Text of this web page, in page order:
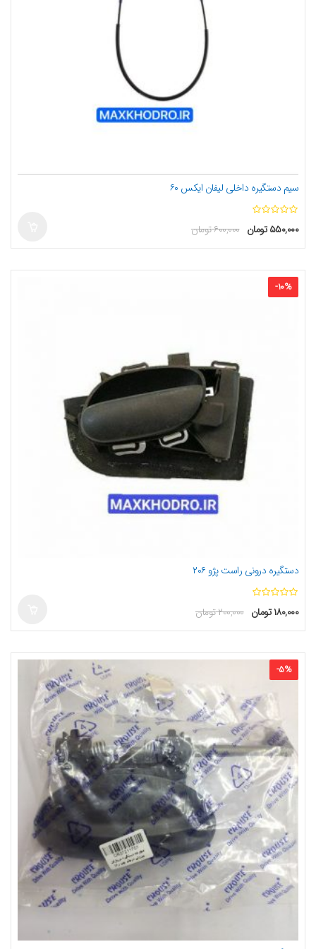
سیم دستگیره داخلی لیفان ایکس ۶۰
۶۰۰,۰۰۰تومان ۵۵۰,۰۰۰ تومان
-10%
دستگیره درونی راست پژو ۲۰۶
۲۰۰,۰۰۰تومان ۱۸۰,۰۰۰تومان
-5%